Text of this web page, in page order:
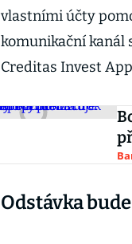
vlastními účty
komunikační kanál
Creditas Invest
Odstávka